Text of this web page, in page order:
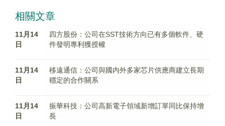
相關文章
11月14
日
四方股份：公司在SST技術方向已有多個軟件、硬
件發明專利獲授權
11月14
日
移遠通信：公司與國内外多家芯片供應商建立長期
穩定的合作關系
11月14
日
振華科技：公司高新電子領域新增訂單同比保持增
長